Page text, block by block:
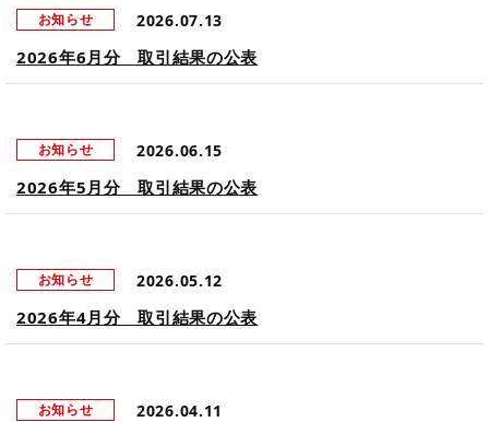
お知らせ 2026.07.13
2026年6月分 取引結果の公表
お知らせ 2026.06.15
2026年5月分 取引結果の公表
お知らせ 2026.05.12
2026年4月分 取引結果の公表
お知らせ 2026.04.11